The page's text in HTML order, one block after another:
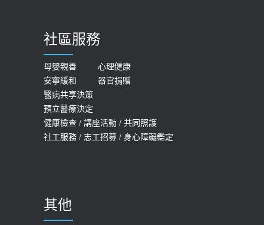
2026-05-21
女性必看國健署公費懶人包！這幾項檢
查完全免費 沒做虧大了
2026-05-14
膝蓋退化有9大部位 骨科醫坦言：不
一定得換人工關節
2019-10-08
20歲迪士尼男星因癲癇猝逝 老人小
孩最好發、醫師點出8大前兆
2019-07-09
社區服務
母嬰親善
心理健康
安寧緩和
器官捐贈
醫病共享決策
預立醫療決定
健康檢查 / 講座活動 / 共同照護
社工服務 / 志工招募 / 身心障礙鑑定
其他